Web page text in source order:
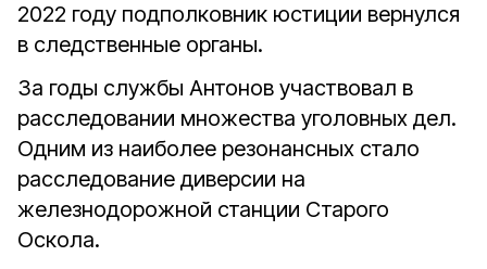
2022 году подполковник юстиции вернулся
в следственные органы.
За годы службы Антонов участвовал в
расследовании множества уголовных дел.
Одним из наиболее резонансных стало
расследование диверсии на
железнодорожной станции Старого
Оскола.